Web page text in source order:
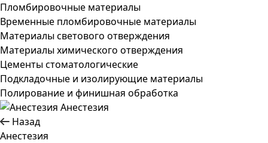
Пломбировочные материалы
Временные пломбировочные материалы
Материалы светового отверждения
Материалы химического отверждения
Цементы стоматологические
Подкладочные и изолирующие материалы
Полирование и финишная обработка
Анестезия
Назад
Анестезия